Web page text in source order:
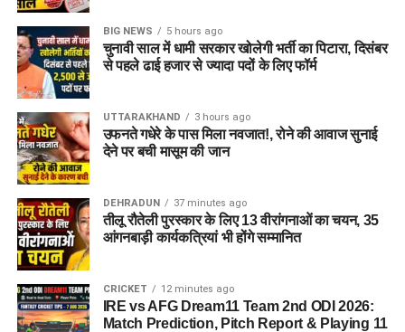
BIG NEWS 5 hours ago
चुनावी साल में धामी सरकार खोलेगी भर्ती का पिटारा, दिसंबर
से पहले ढाई हजार से ज्यादा पदों के लिए फॉर्म
UTTARAKHAND 3 hours ago
उफनते गधेरे के पास मिला नवजात!, रोने की आवाज सुनाई
देने पर बची मासूम की जान
DEHRADUN 37 minutes ago
तीलू रौतेली पुरस्कार के लिए 13 वीरांगनाओं का चयन, 35
आंगनबाड़ी कार्यकत्रियां भी होंगे सम्मानित
CRICKET 12 minutes ago
IRE vs AFG Dream11 Team 2nd ODI 2026:
Match Prediction, Pitch Report & Playing 11